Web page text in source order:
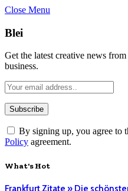
Close Menu
Blei
Get the latest creative news
business.
By signing up, you agree to
Policy agreement.
What's Hot
Frankfurt Zitate » Die